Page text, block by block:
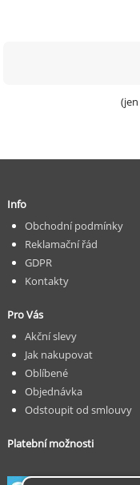
(jen
Info
Obchodní podmínky
Reklamační řád
GDPR
Kontakty
Pro Vás
Akční slevy
Jak nakupovat
Oblíbené
Objednávka
Odstoupit od smlouvy
Platební možnosti